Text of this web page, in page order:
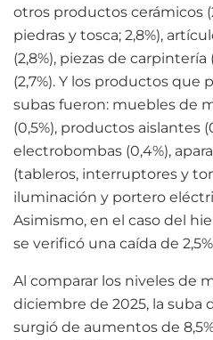
otros productos cerámicos
piedras y tosca; 2,8%),
(2,8%), piezas de carpintería
(2,7%). Y los productos que
subas fueron: muebles de
(0,5%), productos aislantes
electrobombas (0,4%),
(tableros, interruptores y
iluminación y portero
Asimismo, en el caso del
se verificó una caída de
Al comparar los niveles de
diciembre de 2025, la suba
surgió de aumentos de